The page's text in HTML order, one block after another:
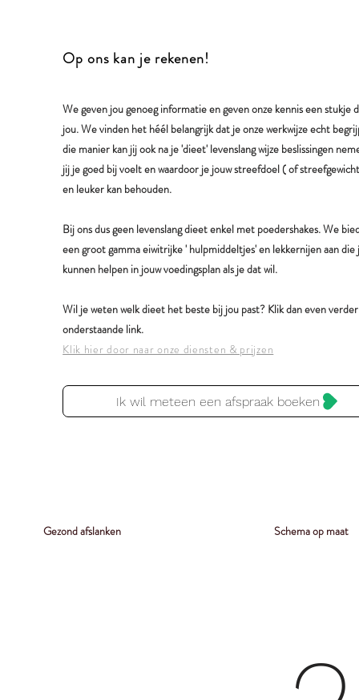
Op ons kan je rekenen!
We geven jou genoeg informatie en geven onze kennis een stukje
jou. We vinden het héél belangrijk dat je onze werkwijze echt
die manier kan jij ook na je 'dieet' levenslang wijze beslissingen
jij je goed bij voelt en waardoor je jouw streefdoel ( of
en leuker kan behouden.
Bij ons dus geen levenslang dieet enkel met poedershakes. We
een groot gamma eiwitrijke ' hulpmiddeltjes' en lekkernijen aan die
kunnen helpen in jouw voedingsplan als je dat wil.
Wil je weten welk dieet het beste bij jou past? Klik dan even
onderstaande link.
Klik hier door naar onze diensten & prijzen
Ik wil meteen een afspraak boeken
Gezond afslanken Schema op maat